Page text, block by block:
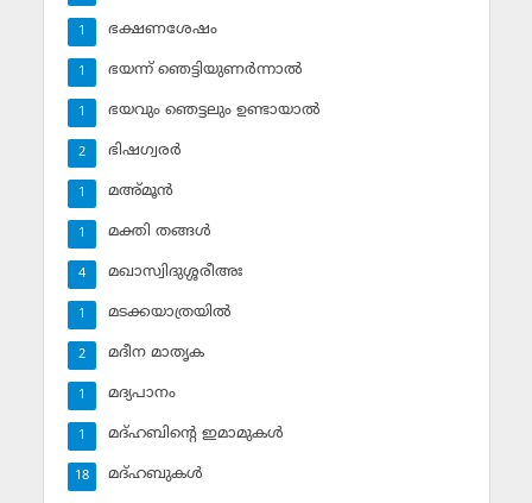
ഭക്ഷണശേഷം
1
ഭയന്ന് ഞെട്ടിയുണര്‍ന്നാല്‍
1
ഭയവും ഞെട്ടലും ഉണ്ടായാല്‍
1
ഭിഷഗ്വരര്‍
2
മഅ്മൂന്‍
1
മക്തി തങ്ങള്‍
1
മഖാസ്വിദുശ്ശരീഅഃ
4
മടക്കയാത്രയില്‍
1
മദീന മാതൃക
2
മദ്യപാനം
1
മദ്ഹബിന്റെ ഇമാമുകള്‍
1
മദ്ഹബുകള്‍
18